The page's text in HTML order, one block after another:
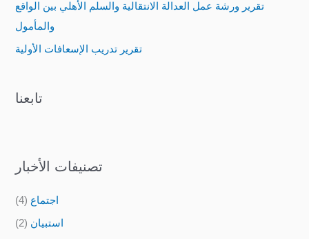
r
:
تقرير ورشة عمل العدالة الانتقالية والسلم الأهلي بين الواقع
والمأمول
تقرير تدريب الإسعافات الأولية
تابعنا
تصنيفات الأخبار
اجتماع (4)
استبيان (2)